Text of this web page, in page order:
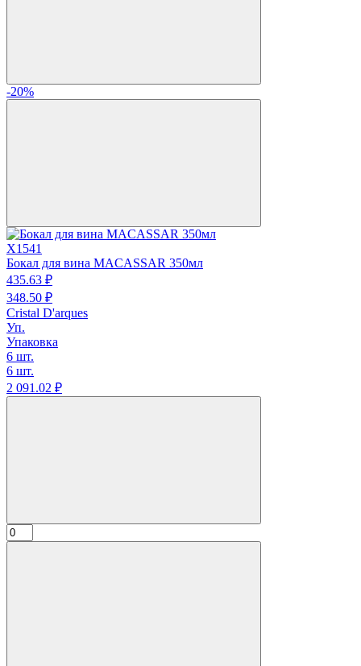
-20%
X1541
Бокал для вина MACASSAR 350мл
435.63 ₽
348.50 ₽
Cristal D'arques
Уп.
Упаковка
6 шт.
6 шт.
2 091.02 ₽